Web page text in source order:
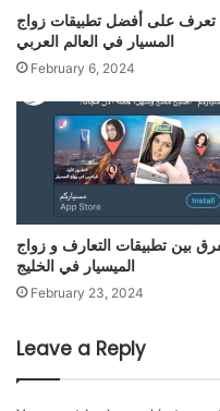
تعرف على أفضل تطبيقات زواج
المسيار في العالم العربي
February 6, 2024
بين تطبيقات التعارف و زواج
الميسيار في الخليج
February 23, 2024
Leave a Reply